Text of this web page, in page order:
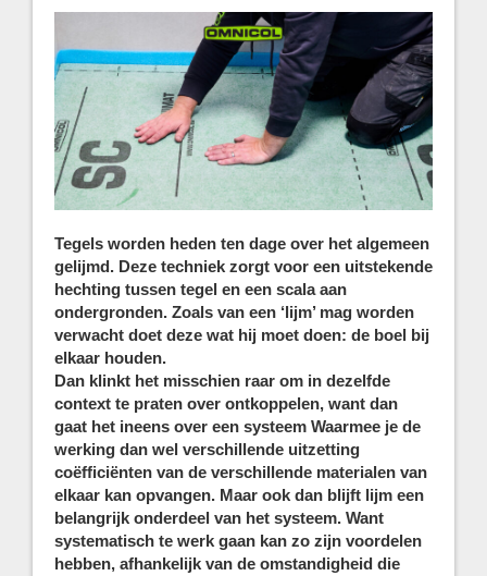
Tegels worden heden ten dage over het algemeen
gelijmd. Deze techniek zorgt voor een uitstekende
hechting tussen tegel en een scala aan
ondergronden. Zoals van een ‘lijm’ mag worden
verwacht doet deze wat hij moet doen: de boel bij
elkaar houden.
Dan klinkt het misschien raar om in dezelfde
context te praten over ontkoppelen, want dan
gaat het ineens over een systeem Waarmee je de
werking dan wel verschillende uitzetting
coëfficiënten van de verschillende materialen van
elkaar kan opvangen. Maar ook dan blijft lijm een
belangrijk onderdeel van het systeem. Want
systematisch te werk gaan kan zo zijn voordelen
hebben, afhankelijk van de omstandigheid die